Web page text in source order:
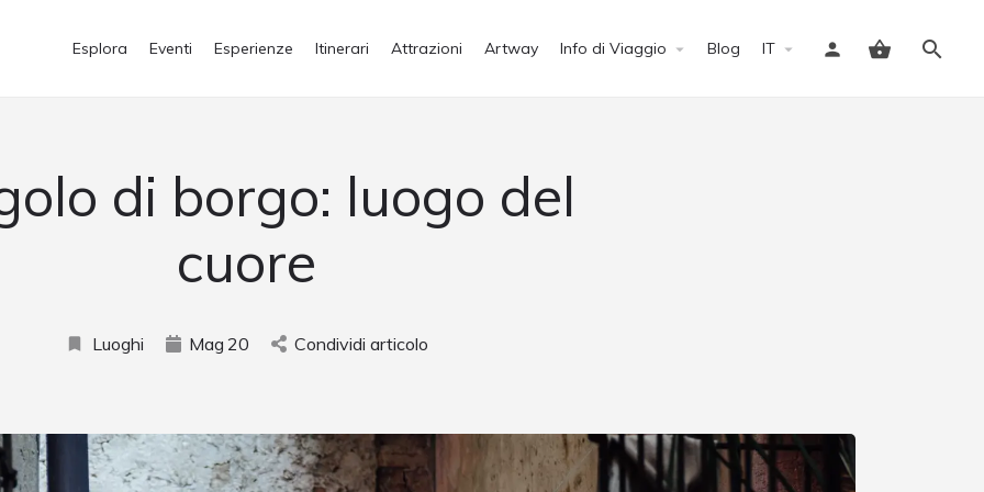
Esplora Eventi Esperienze Itinerari Attrazioni Artway Info di Viaggio Blog IT
Accedi
di borgo: luogo del
cuore
Luoghi Mag 20 Condividi articolo